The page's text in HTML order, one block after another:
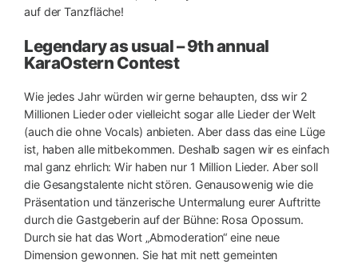
auf der Tanzfläche!
Legendary as usual – 9th annual
KaraOstern Contest
Wie jedes Jahr würden wir gerne behaupten, dss wir 2
Millionen Lieder oder vielleicht sogar alle Lieder der Welt
(auch die ohne Vocals) anbieten. Aber dass das eine Lüge
ist, haben alle mitbekommen. Deshalb sagen wir es einfach
mal ganz ehrlich: Wir haben nur 1 Million Lieder. Aber soll
die Gesangstalente nicht stören. Genausowenig wie die
Präsentation und tänzerische Untermalung eurer Auftritte
durch die Gastgeberin auf der Bühne: Rosa Opossum.
Durch sie hat das Wort „Abmoderation“ eine neue
Dimension gewonnen. Sie hat mit nett gemeinten